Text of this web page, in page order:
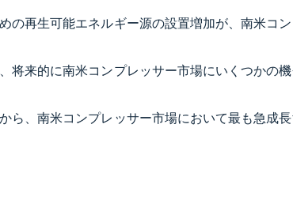
の再生可能エネルギー源の設置増加が、南米コ
将来的に南米コンプレッサー市場にいくつかの
ら、南米コンプレッサー市場において最も急成